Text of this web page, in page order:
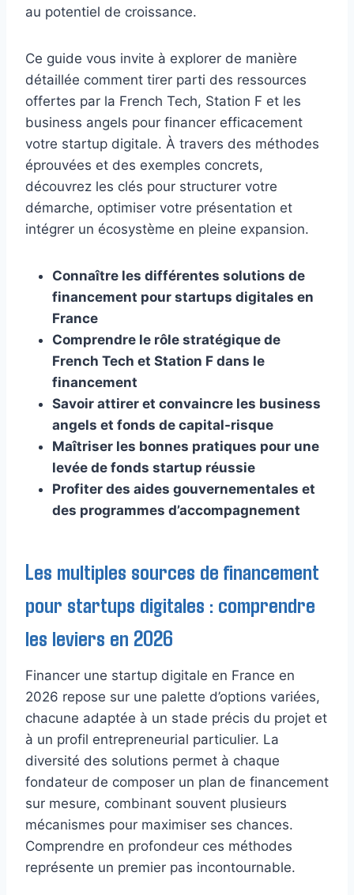
au potentiel de croissance.
Ce guide vous invite à explorer de manière
détaillée comment tirer parti des ressources
offertes par la French Tech, Station F et les
business angels pour financer efficacement
votre startup digitale. À travers des méthodes
éprouvées et des exemples concrets,
découvrez les clés pour structurer votre
démarche, optimiser votre présentation et
intégrer un écosystème en pleine expansion.
Connaître les différentes solutions de
financement pour startups digitales en
France
Comprendre le rôle stratégique de
French Tech et Station F dans le
financement
Savoir attirer et convaincre les business
angels et fonds de capital-risque
Maîtriser les bonnes pratiques pour une
levée de fonds startup réussie
Profiter des aides gouvernementales et
des programmes d’accompagnement
Les multiples sources de financement
pour startups digitales : comprendre
les leviers en 2026
Financer une startup digitale en France en
2026 repose sur une palette d’options variées,
chacune adaptée à un stade précis du projet et
à un profil entrepreneurial particulier. La
diversité des solutions permet à chaque
fondateur de composer un plan de financement
sur mesure, combinant souvent plusieurs
mécanismes pour maximiser ses chances.
Comprendre en profondeur ces méthodes
représente un premier pas incontournable.